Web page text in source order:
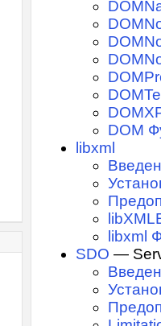
DOM
libxml
libxml
SDO —